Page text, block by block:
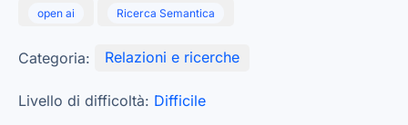
open ai Ricerca Semantica
Categoria: Relazioni e ricerche
Livello di difficoltà: Difficile